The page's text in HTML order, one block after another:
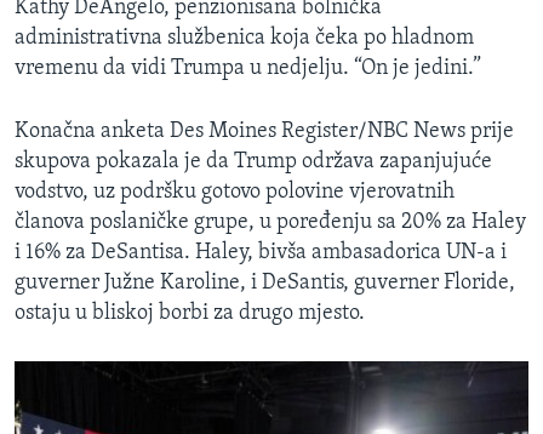
Kathy DeAngelo, penzionisana bolnička
administrativna službenica koja čeka po hladnom
vremenu da vidi Trumpa u nedjelju. “On je jedini.”
Konačna anketa Des Moines Register/NBC News prije
skupova pokazala je da Trump održava zapanjujuće
vodstvo, uz podršku gotovo polovine vjerovatnih
članova poslaničke grupe, u poređenju sa 20% za Haley
i 16% za DeSantisa. Haley, bivša ambasadorica UN-a i
guverner Južne Karoline, i DeSantis, guverner Floride,
ostaju u bliskoj borbi za drugo mjesto.